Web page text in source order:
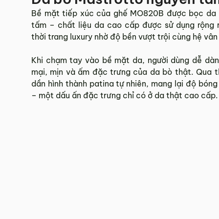
Bề mặt tiếp xúc của ghế MO820B được bọc
tấm – chất liệu da cao cấp được sử dụng rộng
thời trang luxury nhờ độ bền vượt trội cùng hệ
Khi chạm tay vào bề mặt da, người dùng dễ
mại, mịn và ấm đặc trưng của da bò thật. Qua
dần hình thành patina tự nhiên, mang lại độ
– một dấu ấn đặc trưng chỉ có ở da thật cao cấp.